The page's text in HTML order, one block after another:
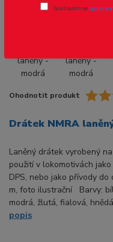
Ohodnotit produkt
Drátek NMRA
Laněný drátek vyrobený
použití v lokomotivách
DPS, nebo jako přívody
m, foto ilustrační Barvy:
modrá, žlutá, fialová,
popis
Souhlasím se